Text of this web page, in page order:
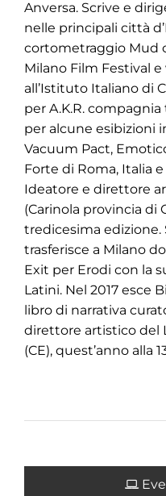
Anversa. Scrive e
nelle principali città
cortometraggio Mud
Milano Film Festival
all’Istituto Italiano di
per A.K.R.
per alcune esibizioni
Vacuum Pact,
Forte di Roma, Italia
Ideatore e direttore
(Carinola provincia di
tredicesima edizione.
trasferisce a Milano
Exit per Erodi con la
Latini. Nel 2017 esce
libro di narrativa
direttore artistico del
(CE), quest’anno alla